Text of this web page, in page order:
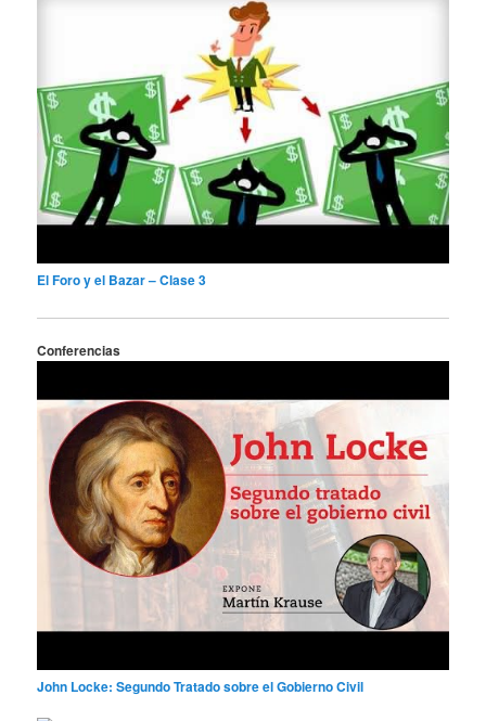
El Foro y el Bazar – Clase 3
Conferencias
John Locke: Segundo Tratado sobre el Gobierno Civil